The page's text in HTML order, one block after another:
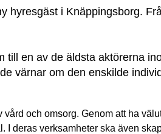
hyresgäst i Knäppingsborg.
till en av de äldsta aktörerna
värnar om den enskilde
och omsorg. Genom att ha
deras verksamheter ska även